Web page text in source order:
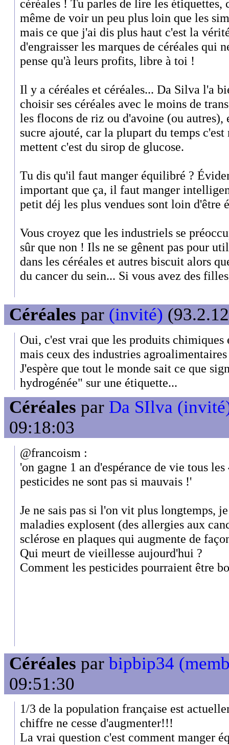
céréales ! Tu parles de lire les étiquettes,
même de voir un peu plus loin que les
mais ce que j'ai dis plus haut c'est la
d'engraisser les marques de céréales qui
pense qu'à leurs profits, libre à toi !
Il y a céréales et céréales... Da Silva l'a
choisir ses céréales avec le moins de
les flocons de riz ou d'avoine (ou autres),
sucre ajouté, car la plupart du temps
mettent c'est du sirop de glucose.
Tu dis qu'il faut manger équilibré ?
important que ça, il faut manger
petit déj les plus vendues sont loin d'être
Vous croyez que les industriels se
sûr que non ! Ils ne se gênent pas pour
dans les céréales et autres biscuit alors
du cancer du sein... Si vous avez des
Céréales par (invité)
Oui, c'est vrai que les produits
mais ceux des industries
J'espère que tout le monde sait ce que
hydrogénée" sur une étiquette...
Céréales par Da SIlva
09:18:03
@francoism :
'on gagne 1 an d'espérance de vie tous
pesticides ne sont pas si mauvais !'
Je ne sais pas si l'on vit plus longtemps,
maladies explosent (des allergies aux
sclérose en plaques qui augmente de
Qui meurt de vieillesse aujourd'hui ?
Comment les pesticides pourraient être
Céréales par bipbip34
09:51:30
1/3 de la population française est
chiffre ne cesse d'augmenter!!!
La vrai question c'est comment manger